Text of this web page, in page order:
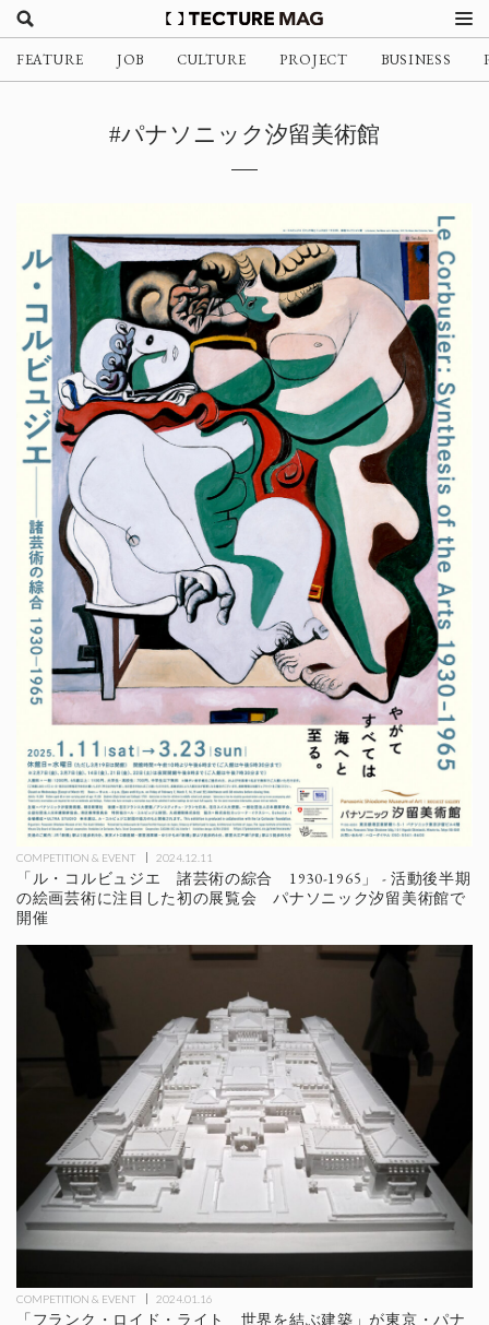
FEATURE JOB CULTURE PROJECT BUSINESS
#パナソニック汐留美術館
COMPETITION & EVENT 2024.12.11
「ル・コルビュジエ 諸芸術の綜合 1930-1965」 - 活動後半期
の絵画芸術に注目した初の展覧会 パナソニック汐留美術館で
開催
COMPETITION & EVENT 2024.01.16
「フランク・ロイド・ライト 世界を結ぶ建築」が東京・パナ